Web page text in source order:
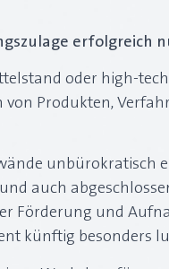
erfolgreich
oder high-
Produkten,
unbürokratisch
auch
Förderung und
künftig besonders